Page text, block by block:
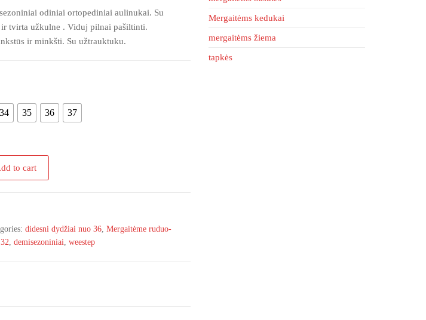
odiniai ortopediniai aulinukai. Su
tvirta užkulne . Viduj pilnai pašiltinti.
ir minkšti. Su užtrauktuku.
34 35 36 37
to cart
didesni dydžiai nuo 36, Mergaitėme ruduo-
32, demisezoniniai, weestep
Mergaitėms kedukai
mergaitėms žiema
tapkės